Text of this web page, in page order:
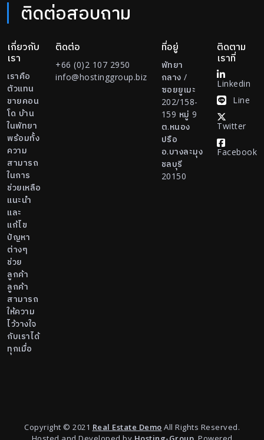
ติดต่อสอบถาม
เกี่ยวกับ
เรา
เราคือ
ตัวแทน
ขายคอน
โด บ้าน
ในพัทยา
พร้อมทั้ง
ความ
สามารถ
ในการ
ช่วยเหลือ
แนะนำ
และ
แก้ไข
ปัญหา
ต่างๆ
ช่วย
ลูกค้า
ลูกค้า
สามารถ
ให้ความ
ไว้วางใจ
กับเราได้
ทุกเมื่อ
ติดต่อ
+66 (0)2 107 2950
info@hostinggroup.biz
ที่อยู่
พัทยา
กลาง /
ซอยยูเมะ
202/158-
159 หมู่ 9
ต.หนอง
ปรือ
อ.บางละมุง
ชลบุรี
20150
ติดตาม
เราที่
Linkedin
Line
Twitter
Facebook
Copyright © 2021 Real Estate Demo All Rights Reserved.